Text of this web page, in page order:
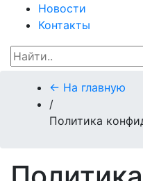
Новости
Контакты
← На главную
/
Политика